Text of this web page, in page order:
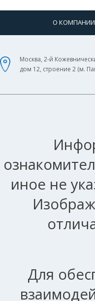
О КОМПАНИИ
Москва, 2-й
дом 12, строение 2 (м.
иное не
Для